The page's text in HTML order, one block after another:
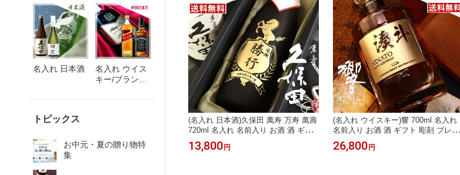
名入れ 日本酒
名入れ ウイス
キー/ブランデ
トピックス
お中元・夏の贈り物特
集
(名入れ 日本酒)久保田 萬寿 万寿 萬壽
720ml 名入れ 名前入り お酒 酒 ギフ
ト 彫刻 プレゼント 父の日 成人祝い
還暦祝い 古希祝い 誕生日 出産祝い
13,800 円
(名入れ ウイスキー)響 700ml 名入れ
名前入り お酒 酒 ギフト 彫刻 プレゼ
ント 父の日 成人祝い 還暦祝い 古希
祝い 誕生日 出産祝い 男性 女性 贈り
26,800 円